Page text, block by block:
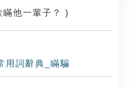
瞞他一輩子？ )
用詞辭典_瞞騙